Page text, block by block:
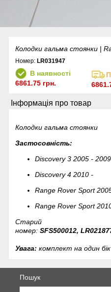
Колодки гальма стоянки |
Номер:LR031947
В наявності
6861.75 грн.
Інформація про товар
Колодки гальма стоянки
Застосовність:
Discovery 3 2005 - 2009
Discovery 4 2010 -
Range Rover Sport
Range Rover Sport
Старий
номер:SFS500012,
Увага: комплект на один бік
Пошук